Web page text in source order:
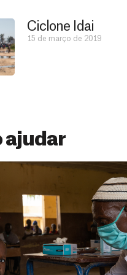
Ciclone Idai
15 de março de 2019
ajudar